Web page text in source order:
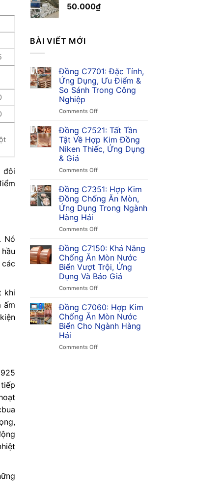
đôi
Nó
khi
ấm
50.000₫
BÀI VIẾT MỚI
Đồng C7701: Đặc Tính,
Ứng Dụng, Ưu Điểm &
So Sánh Trong Công
Nghiệp
Comments Offon
C7701:
Đặc
Tính,
Ứng
Ưu
&
So
Sánh
Trong
Nghiệp
Đồng C7521: Tất Tần
Tật Về Hợp Kim Đồng
Niken Thiếc, Ứng Dụng
& Giá
Comments Offon
C7521:
Tất
Tần
Tật
Hợp
Đồng
Niken
Thiếc,
Ứng
Dụng
&
Đồng C7351: Hợp Kim
Đồng Chống Ăn Mòn,
Ứng Dụng Trong Ngành
Hàng Hải
Comments Offon
C7351:
Hợp
Kim
Đồng
Chống
Ăn
Ứng
Dụng
Trong
Ngành
Hải
Đồng C7150: Khả Năng
Chống Ăn Mòn Nước
Biển Vượt Trội, Ứng
Dụng Và Báo Giá
Comments Offon
C7150:
Khả
Năng
Chống
Mòn
Đồng C7060: Hợp Kim
Chống Ăn Mòn Nước
Biển Cho Ngành Hàng
Hải
Comments Offon